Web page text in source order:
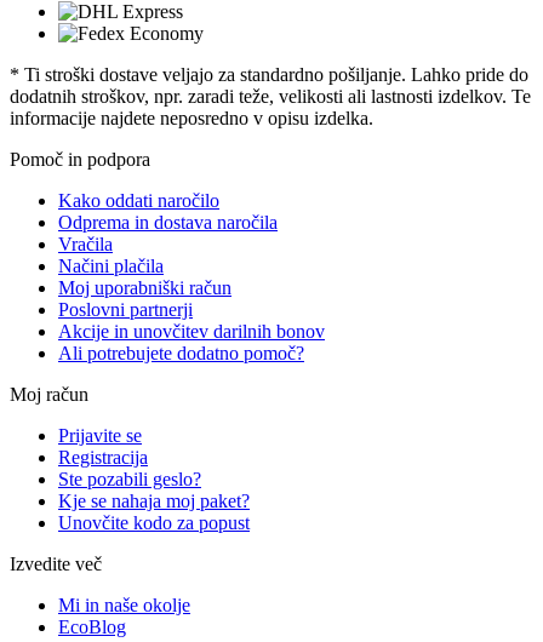
* Ti stroški dostave veljajo za standardno pošiljanje. Lahko pride do
dodatnih stroškov, npr. zaradi teže, velikosti ali lastnosti izdelkov. Te
informacije najdete neposredno v opisu izdelka.
Pomoč in podpora
Kako oddati naročilo
Odprema in dostava naročila
Vračila
Načini plačila
Moj uporabniški račun
Poslovni partnerji
Akcije in unovčitev darilnih bonov
Ali potrebujete dodatno pomoč?
Moj račun
Prijavite se
Registracija
Ste pozabili geslo?
Kje se nahaja moj paket?
Unovčite kodo za popust
Izvedite več
Mi in naše okolje
EcoBlog